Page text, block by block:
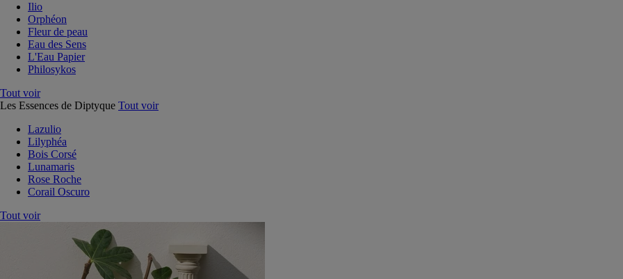
Ilio
Orphéon
Fleur de peau
Eau des Sens
L'Eau Papier
Philosykos
Tout voir
Les Essences de Diptyque Tout voir
Lazulio
Lilyphéa
Bois Corsé
Lunamaris
Rose Roche
Corail Oscuro
Tout voir